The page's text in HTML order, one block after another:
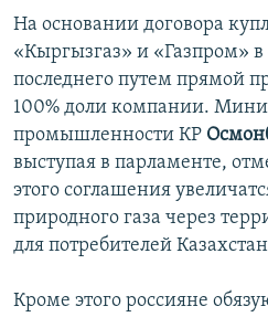
На основании договора
«Кыргызгаз» и «Газпром» в
последнего путем прямой
100% доли компании.
промышленности КР
выступая в парламенте,
этого соглашения
природного газа через
для потребителей
Кроме этого россияне